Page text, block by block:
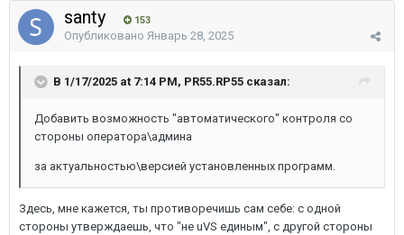
santy 153
Опубликовано Январь 28, 2025
В 1/17/2025 at 7:14 PM, PR55.RP55 сказал:
Добавить возможность "автоматического" контроля со
стороны оператора\админа
за актуальностью\версией установленных программ.
Здесь, мне кажется, ты противоречишь сам себе: с одной
стороны утверждаешь, что "не uVS единым", с другой стороны